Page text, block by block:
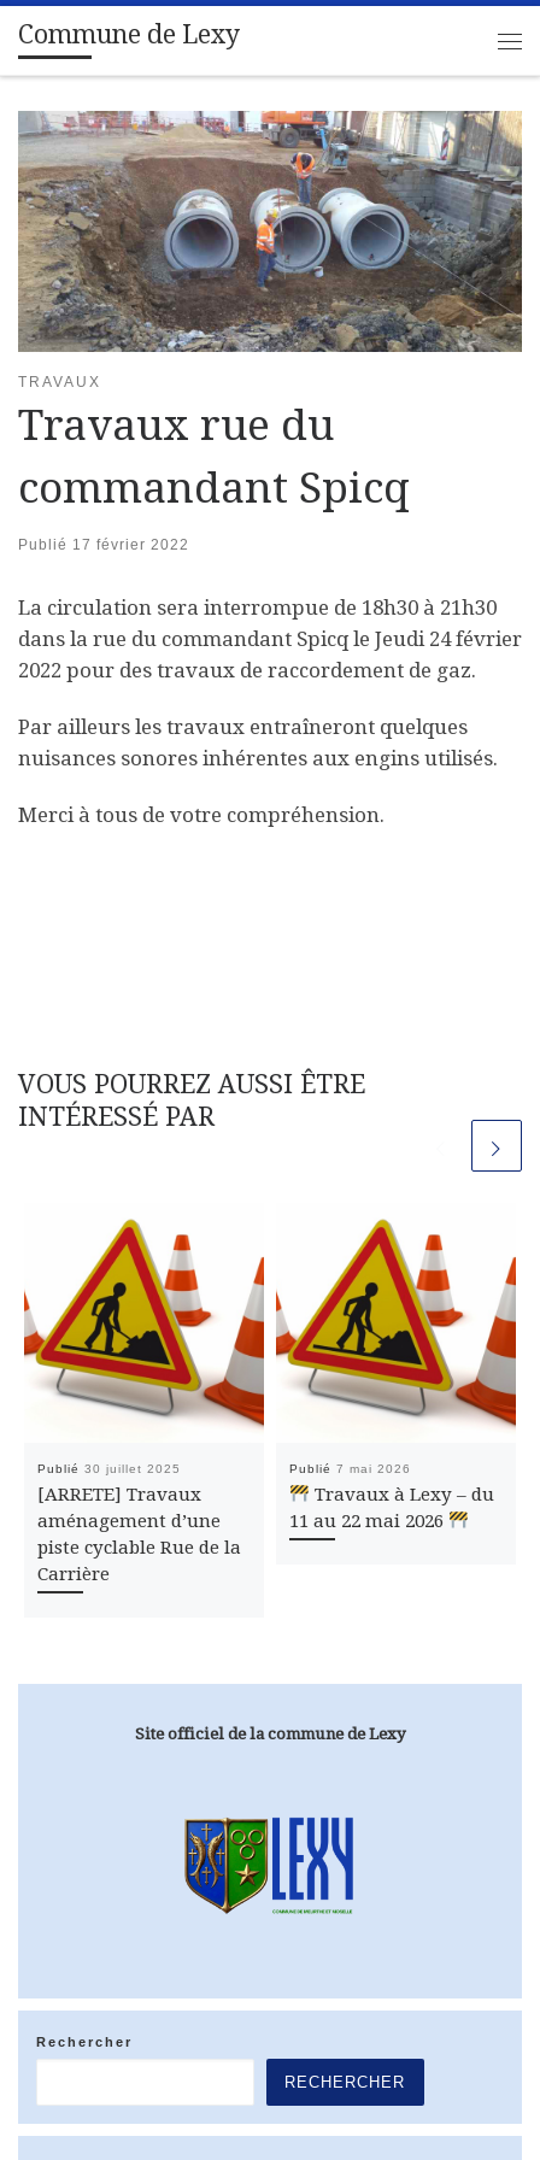
Passer au contenu
Commune de Lexy
TRAVAUX
Travaux rue du
commandant Spicq
Publié 17 février 2022
La circulation sera interrompue de 18h30 à 21h30
dans la rue du commandant Spicq le Jeudi 24 février
2022 pour des travaux de raccordement de gaz.
Par ailleurs les travaux entraîneront quelques
nuisances sonores inhérentes aux engins utilisés.
Merci à tous de votre compréhension.
VOUS POURREZ AUSSI ÊTRE
INTÉRESSÉ PAR
Publié 30 juillet 2025
[ARRETE] Travaux
aménagement d’une
piste cyclable Rue de la
Carrière
Publié 7 mai 2026
Travaux à Lexy – du
11 au 22 mai 2026
Site officiel de la commune de Lexy
Rechercher
RECHERCHER